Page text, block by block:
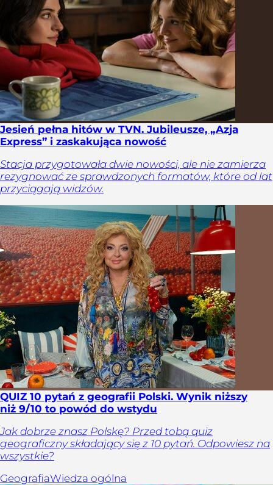
Jesień pełna hitów w TVN. Jubileusze, „Azja
Express” i zaskakująca nowość
Stacja przygotowała dwie nowości, ale nie zamierza
rezygnować ze sprawdzonych formatów, które od lat
przyciągają widzów.
QUIZ 10 pytań z geografii Polski. Wynik niższy
niż 9/10 to powód do wstydu
Jak dobrze znasz Polskę? Przed tobą quiz
geograficzny składający się z 10 pytań. Odpowiesz na
wszystkie?
GeografiaWiedza ogólna